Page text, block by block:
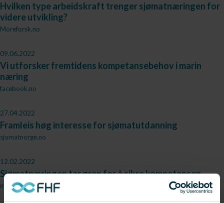
Hvilken type arbeidskraft trenger sjømatnæringen for
videre utvikling?
Moreforsk.no
09.06.2022
Vi utforsker fremtidens kompetansebehov i marin
næring
facebook.no
27.04.2022
Framleis høg interesse for sjømatutdanning
sjomatnorge.no
12.02.2022
Sjømatnæringen tar grep for å sikre kompetansen
midtnorskdebatt.no